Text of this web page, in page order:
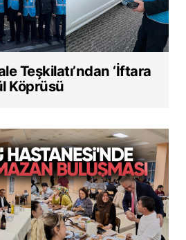
Teşkilatı’ndan ‘İftara
Köprüsü